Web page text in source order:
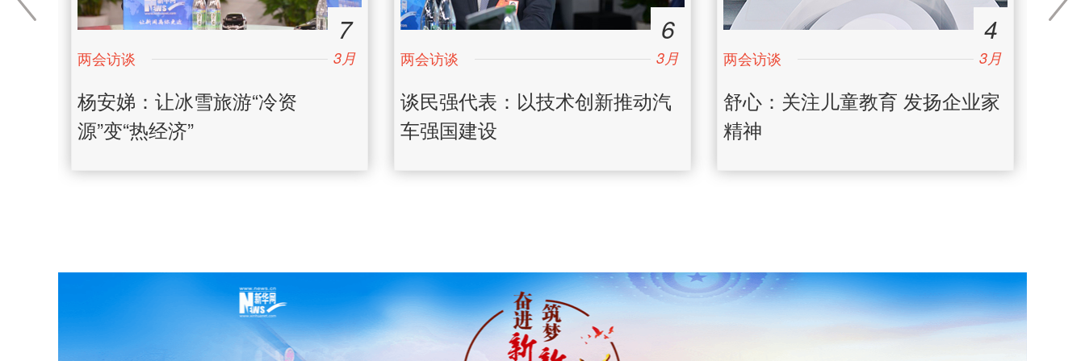
7
日
3月
杨安娣：让冰雪旅游“冷资
源”变“热经济”
6
日
3月
谈民强代表：以技术创新推动汽
车强国建设
4
3月
舒心：关注儿童教育 发扬企业家
精神